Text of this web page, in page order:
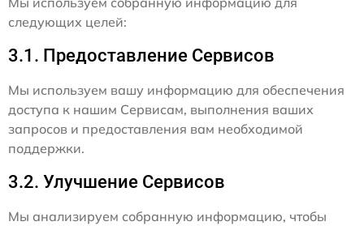
следующих целей:
3.1. Предоставление Сервисов
Мы используем вашу информацию для обеспечения
доступа к нашим Сервисам, выполнения ваших
запросов и предоставления вам необходимой
поддержки.
3.2. Улучшение Сервисов
Мы анализируем собранную информацию, чтобы